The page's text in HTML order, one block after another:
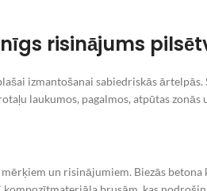
risinājums
izmantošanai sabiedriskās
laukumos, pagalmos, atpūtas zonās
un risinājumiem. Biezās